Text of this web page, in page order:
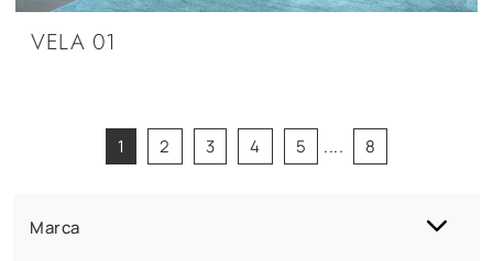
Marca
VELA 01
1 2 3 4 5 .... 8